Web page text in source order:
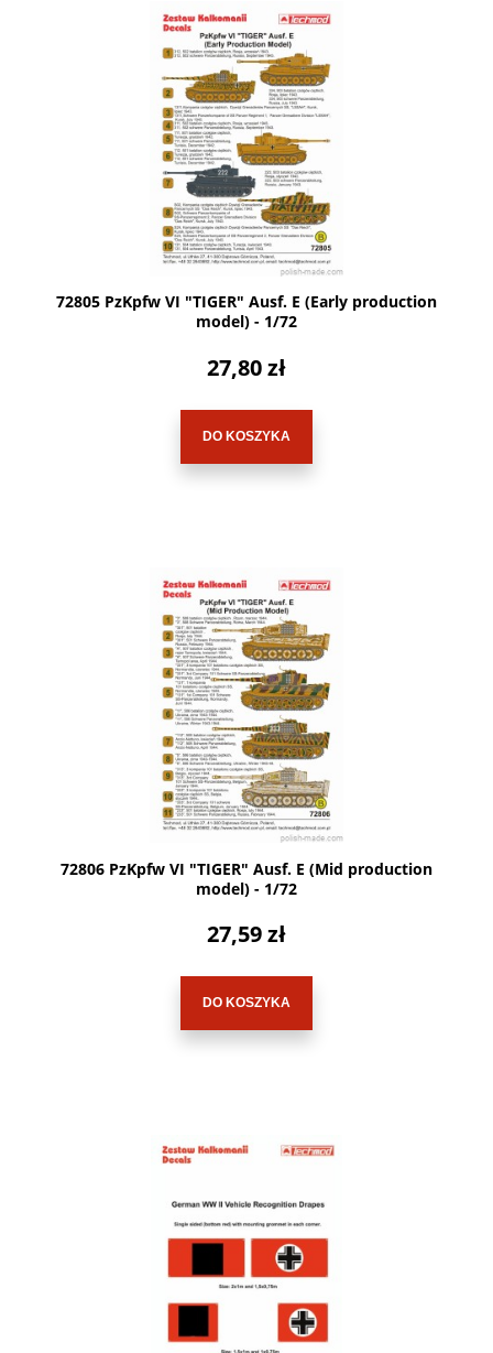
72805 PzKpfw VI "TIGER" Ausf. E (Early production
model) - 1/72
27,80 zł
DO KOSZYKA
72806 PzKpfw VI "TIGER" Ausf. E (Mid production
model) - 1/72
27,59 zł
DO KOSZYKA